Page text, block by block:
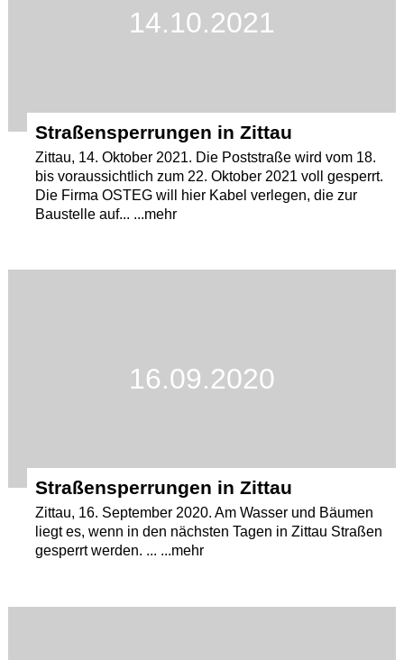
14.10.2021
Straßensperrungen in Zittau
Zittau, 14. Oktober 2021. Die Poststraße wird vom 18.
bis voraussichtlich zum 22. Oktober 2021 voll gesperrt.
Die Firma OSTEG will hier Kabel verlegen, die zur
Baustelle auf... ...mehr
16.09.2020
Straßensperrungen in Zittau
Zittau, 16. September 2020. Am Wasser und Bäumen
liegt es, wenn in den nächsten Tagen in Zittau Straßen
gesperrt werden. ... ...mehr